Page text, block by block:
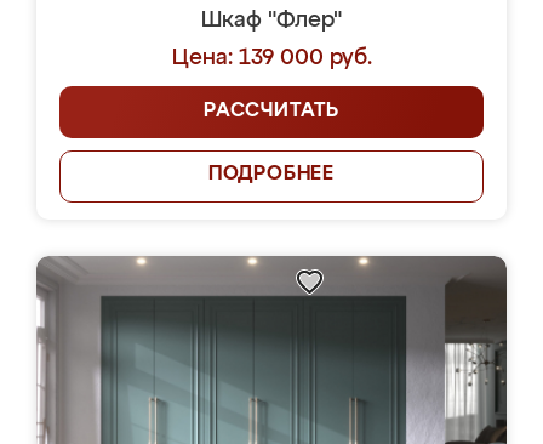
Шкаф "Флер"
Цена: 139 000 руб.
РАССЧИТАТЬ
ПОДРОБНЕЕ